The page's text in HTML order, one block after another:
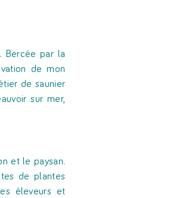
Bercée par la
de mon
de saunier
sur mer,
et le paysan.
de plantes
éleveurs et